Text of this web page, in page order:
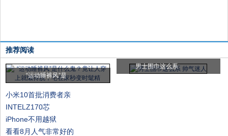
推荐阅读
“运动睡裤风”是
男士围巾这么系
小米10首批消费者亲
INTELZ170芯
iPhone不用越狱
看看8月人气非常好的